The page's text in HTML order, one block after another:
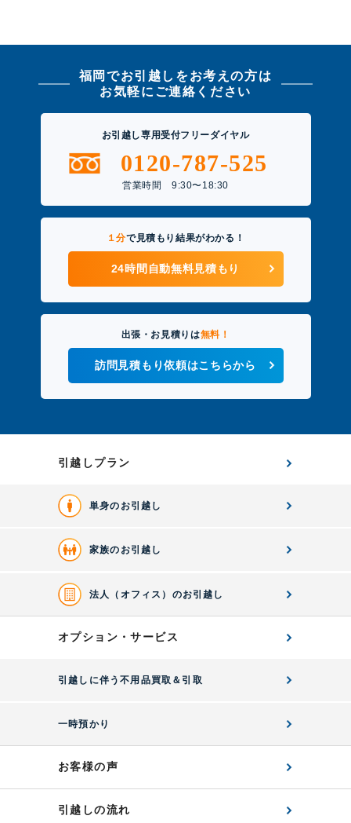
福岡でお引越しをお考えの方は
お気軽にご連絡ください
お引越し専用受付フリーダイヤル
0120-787-525
営業時間 9:30〜18:30
１分で見積もり結果がわかる！
24時間自動無料見積もり
出張・お見積りは無料！
訪問見積もり依頼はこちらから
引越しプラン
単身のお引越し
家族のお引越し
法人（オフィス）のお引越し
オプション・サービス
引越しに伴う不用品買取＆引取
一時預かり
お客様の声
引越しの流れ